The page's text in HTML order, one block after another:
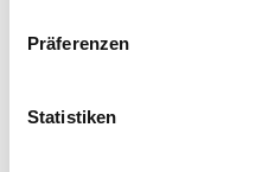
Präferenzen
Statistiken